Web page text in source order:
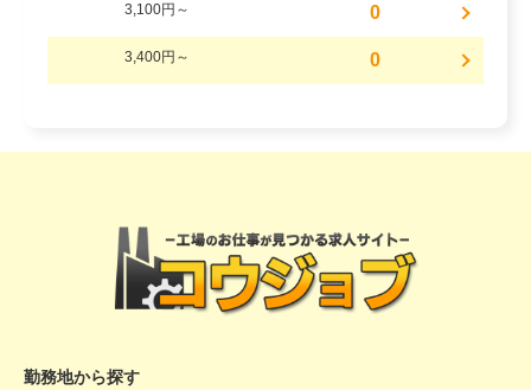
3,100円～ 0
3,400円～ 0
勤務地から探す